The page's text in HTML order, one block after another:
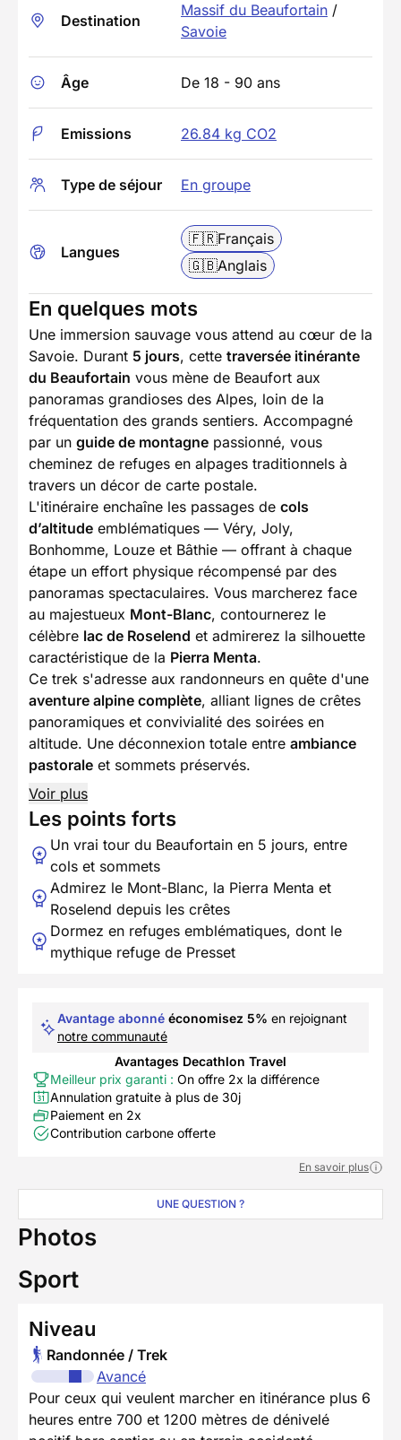
Destination
Massif du Beaufortain /
Savoie
Âge De 18 - 90 ans
Emissions 26.84 kg CO2
Type de séjour En groupe
Langues
🇫🇷Français
🇬🇧Anglais
En quelques mots
Une immersion sauvage vous attend au cœur de la
Savoie. Durant 5 jours, cette traversée itinérante
du Beaufortain vous mène de Beaufort aux
panoramas grandioses des Alpes, loin de la
fréquentation des grands sentiers. Accompagné
par un guide de montagne passionné, vous
cheminez de refuges en alpages traditionnels à
travers un décor de carte postale.
L'itinéraire enchaîne les passages de cols
d’altitude emblématiques — Véry, Joly,
Bonhomme, Louze et Bâthie — offrant à chaque
étape un effort physique récompensé par des
panoramas spectaculaires. Vous marcherez face
au majestueux Mont-Blanc, contournerez le
célèbre lac de Roselend et admirerez la silhouette
caractéristique de la Pierra Menta.
Ce trek s'adresse aux randonneurs en quête d'une
aventure alpine complète, alliant lignes de crêtes
panoramiques et convivialité des soirées en
altitude. Une déconnexion totale entre ambiance
pastorale et sommets préservés.
Voir plus
Les points forts
Un vrai tour du Beaufortain en 5 jours, entre
cols et sommets
Admirez le Mont-Blanc, la Pierra Menta et
Roselend depuis les crêtes
Dormez en refuges emblématiques, dont le
mythique refuge de Presset
Avantage abonné économisez 5% en rejoignant
notre communauté
Avantages Decathlon Travel
Meilleur prix garanti : On offre 2x la différence
Annulation gratuite à plus de 30j
Paiement en 2x
Contribution carbone offerte
En savoir plus
UNE QUESTION ?
Photos
Sport
Niveau
Randonnée / Trek
Avancé
Pour ceux qui veulent marcher en itinérance plus 6
heures entre 700 et 1200 mètres de dénivelé